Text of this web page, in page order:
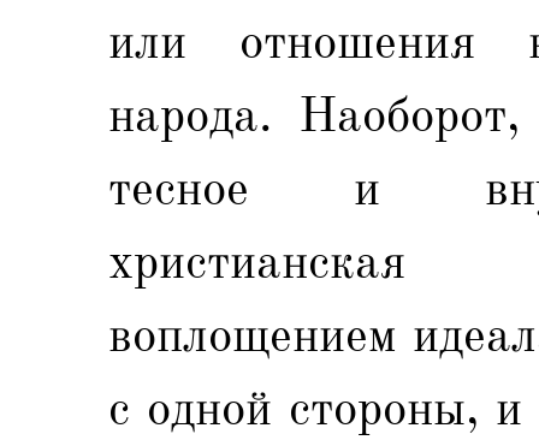
или отношения
народа.
тесное и
воплощением
с одной стороны,